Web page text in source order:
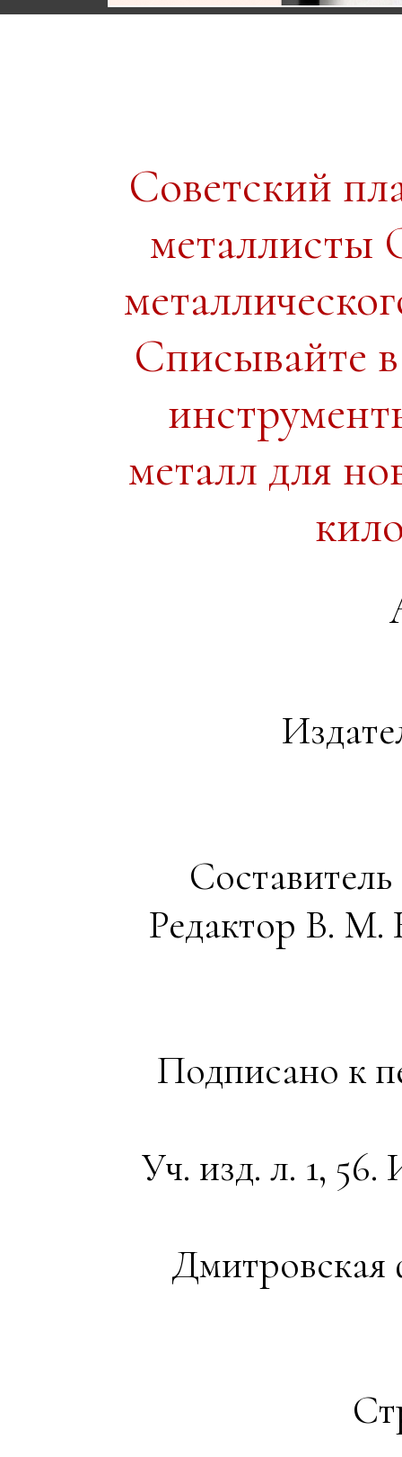
Советский
металлисты
Списывайте
металл для
Редактор В. М.
Подписано к
Уч. изд. л. 1,
Дмитровская